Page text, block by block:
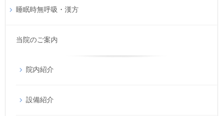
睡眠時無呼吸・漢方
当院のご案内
院内紹介
設備紹介